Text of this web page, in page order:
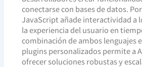
conectarse con bases de datos.
JavaScript añade interactividad a
la experiencia del usuario en
combinación de ambos lenguajes
plugins personalizados permite a
ofrecer soluciones robustas y